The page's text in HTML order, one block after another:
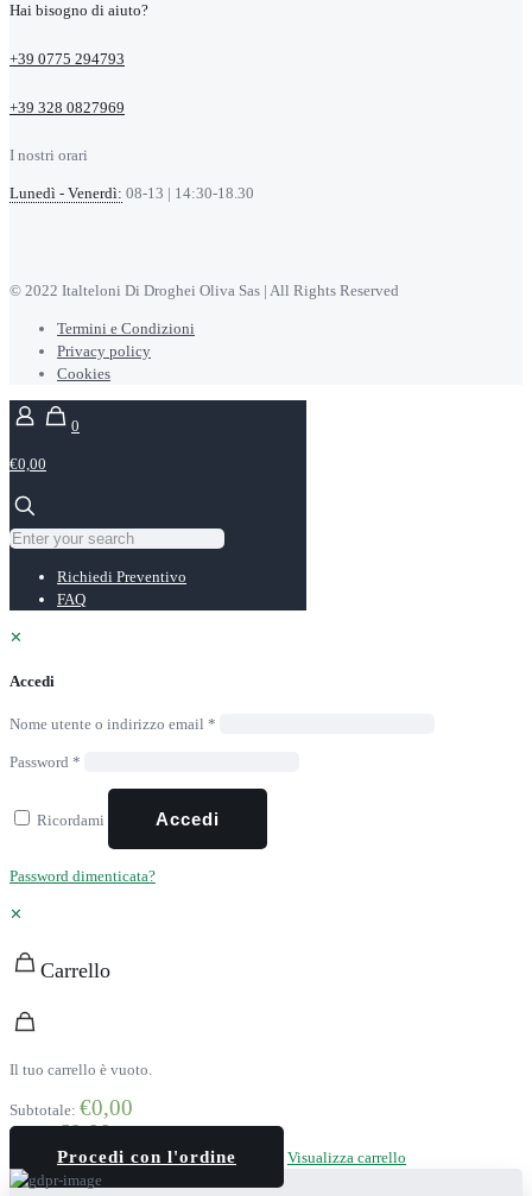
Hai bisogno di aiuto?
+39 0775 294793
+39 328 0827969
I nostri orari
Lunedì - Venerdì: 08-13 | 14:30-18.30
© 2022 Italteloni Di Droghei Oliva Sas | All Rights Reserved
Termini e Condizioni
Privacy policy
Cookies
0
€0,00
Richiedi Preventivo
FAQ
✕
Accedi
Nome utente o indirizzo email *
Password *
Ricordami Accedi
Password dimenticata?
✕
Carrello
Il tuo carrello è vuoto.
Subtotale: €0,00
Totale: €0,00
Procedi con l'ordine Visualizza carrello